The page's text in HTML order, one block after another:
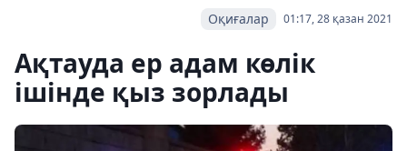
01:17, 28 қазан 2021
Оқиғалар
Ақтауда ер адам көлік
ішінде қыз зорлады